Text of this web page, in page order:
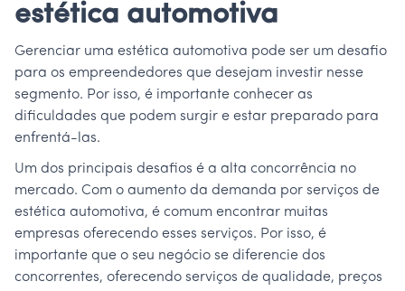
estética automotiva
Gerenciar uma estética automotiva pode ser um desafio
para os empreendedores que desejam investir nesse
segmento. Por isso, é importante conhecer as
dificuldades que podem surgir e estar preparado para
enfrentá-las.
Um dos principais desafios é a alta concorrência no
mercado. Com o aumento da demanda por serviços de
estética automotiva, é comum encontrar muitas
empresas oferecendo esses serviços. Por isso, é
importante que o seu negócio se diferencie dos
concorrentes, oferecendo serviços de qualidade, preços